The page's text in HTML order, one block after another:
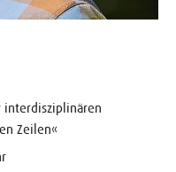
interdisziplinären
Zeilen«